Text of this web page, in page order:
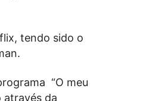
tendo sido o
“O meu
através da